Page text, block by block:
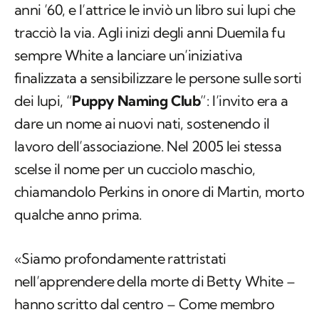
anni ’60, e l’attrice le inviò un libro sui lupi che
tracciò la via. Agli inizi degli anni Duemila fu
sempre White a lanciare un’iniziativa
finalizzata a sensibilizzare le persone sulle sorti
dei lupi, “Puppy Naming Club”: l’invito era a
dare un nome ai nuovi nati, sostenendo il
lavoro dell’associazione. Nel 2005 lei stessa
scelse il nome per un cucciolo maschio,
chiamandolo Perkins in onore di Martin, morto
qualche anno prima.
«Siamo profondamente rattristati
nell’apprendere della morte di Betty White –
hanno scritto dal centro – Come membro